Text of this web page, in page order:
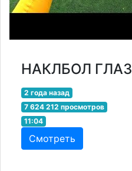
НАКЛБОЛ
2 года назад
7 624 212 просмотров
11:04
Смотреть